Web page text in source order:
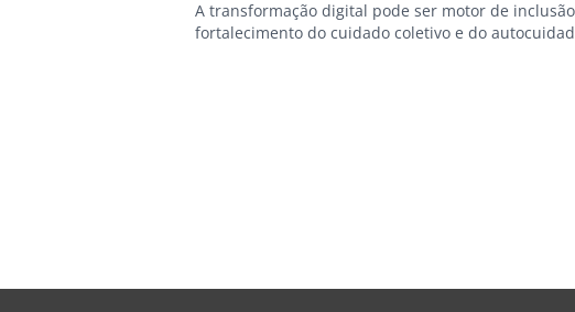
A transformação digital pode ser motor de
fortalecimento do cuidado coletivo e do